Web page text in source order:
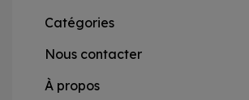
Catégories
Nous contacter
À propos